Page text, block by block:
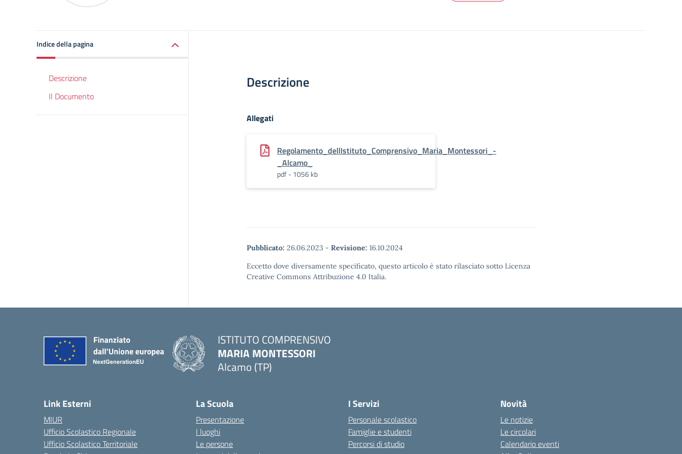
Indice della pagina
Descrizione
Il Documento
Descrizione
Allegati
Regolamento_dellIstituto_Comprensivo_Maria_Montessori_-
_Alcamo_
pdf - 1056 kb
Pubblicato: 26.06.2023 - Revisione: 16.10.2024
Eccetto dove diversamente specificato, questo articolo è stato rilasciato sotto Licenza
Creative Commons Attribuzione 4.0 Italia.
ISTITUTO COMPRENSIVO
MARIA MONTESSORI
Alcamo (TP)
Link Esterni
MIUR
Ufficio Scolastico Regionale
Ufficio Scolastico Territoriale
La Scuola
Presentazione
I luoghi
Le persone
I Servizi
Personale scolastico
Famiglie e studenti
Percorsi di studio
Novità
Le notizie
Le circolari
Calendario eventi